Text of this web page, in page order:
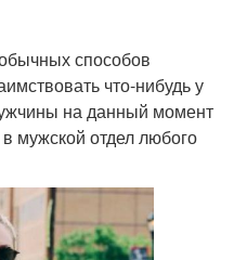
способов
что-нибудь у
на данный момент
в мужской отдел любого